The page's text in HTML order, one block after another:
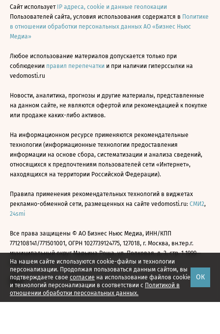
На нашем сайте используются cookie-файлы и технологии
персонализации. Продолжая пользоваться данным сайтом, вы
подтверждаете свое согласие на использование файлов cookie
и технологий персонализации в соответствии с Политикой в
отношении обработки персональных данных.
ОК
Сайт использует IP адреса, cookie и данные геолокации
Пользователей сайта, условия использования содержатся в Политике
в отношении обработки персональных данных АО «Бизнес Ньюс
Медиа»
Любое использование материалов допускается только при
соблюдении правил перепечатки и при наличии гиперссылки на
vedomosti.ru
Новости, аналитика, прогнозы и другие материалы, представленные
на данном сайте, не являются офертой или рекомендацией к покупке
или продаже каких-либо активов.
На информационном ресурсе применяются рекомендательные
технологии (информационные технологии предоставления
информации на основе сбора, систематизации и анализа сведений,
относящихся к предпочтениям пользователей сети «Интернет»,
находящихся на территории Российской Федерации).
Правила применения рекомендательных технологий в виджетах
рекламно-обменной сети, размещенных на сайте vedomosti.ru: СМИ2,
24smi
Все права защищены © АО Бизнес Ньюс Медиа, ИНН/КПП
7712108141/771501001, ОГРН 1027739124775, 127018, г. Москва, вн.тер.г.
муниципальный округ Марьина Роща, ул. Полковая, д. 3, стр. 1 1999—
2026